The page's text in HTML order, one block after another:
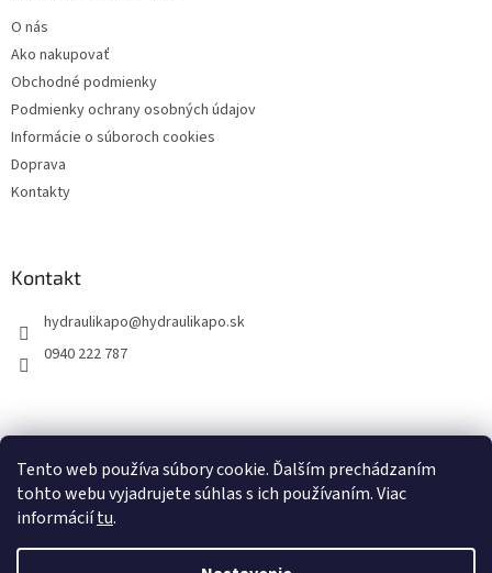
Tento web používa súbory cookie. Ďalším prechádzaním
tohto webu vyjadrujete súhlas s ich používaním. Viac
informáciítu.
O nás
Ako nakupovať
Obchodné podmienky
Podmienky ochrany osobných údajov
Informácie o súboroch cookies
Doprava
Kontakty
Kontakt
hydraulikapo@hydraulikapo.sk
0940 222 787